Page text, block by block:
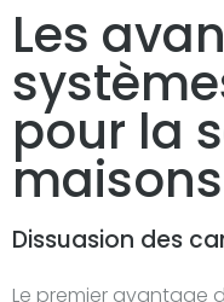
Les
pour la
maisons
Dissuasion des
Le premier avantage